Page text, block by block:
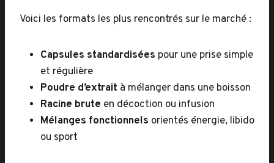
Voici les formats les plus rencontrés sur le marché :
Capsules standardisées pour une prise simple
et régulière
Poudre d’extrait à mélanger dans une boisson
Racine brute en décoction ou infusion
Mélanges fonctionnels orientés énergie, libido
ou sport